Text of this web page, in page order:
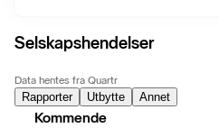
Selskapshendelser
Data hentes fra Quartr
Rapporter Utbytte Annet
Kommende